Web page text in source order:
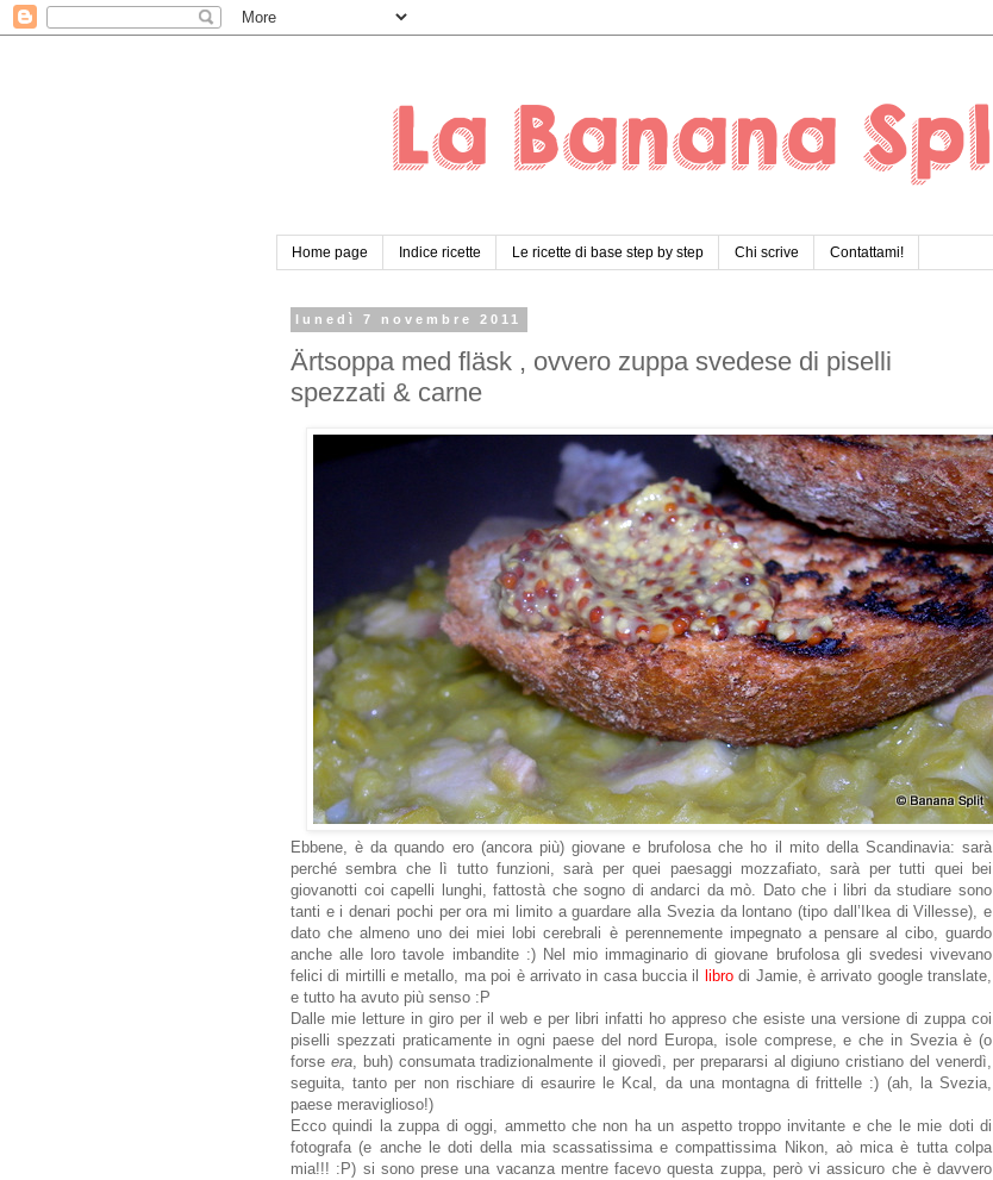
Home page Indice ricette Le ricette di base step by step Chi scrive Contattami!
lunedì 7 novembre 2011
Ärtsoppa med fläsk , ovvero zuppa svedese di piselli
spezzati & carne
Ebbene, è da quando ero (ancora più) giovane e brufolosa che ho il mito della Scandinavia: sarà
perché sembra che lì tutto funzioni, sarà per quei paesaggi mozzafiato, sarà per tutti quei bei
giovanotti coi capelli lunghi, fattostà che sogno di andarci da mò. Dato che i libri da studiare sono
tanti e i denari pochi per ora mi limito a guardare alla Svezia da lontano (tipo dall’Ikea di Villesse), e
dato che almeno uno dei miei lobi cerebrali è perennemente impegnato a pensare al cibo, guardo
anche alle loro tavole imbandite :) Nel mio immaginario di giovane brufolosa gli svedesi vivevano
felici di mirtilli e metallo, ma poi è arrivato in casa buccia il
librodi Jamie, è arrivato google translate,
e tutto ha avuto più senso :P
Dalle mie letture in giro per il web e per libri infatti ho appreso che esiste una versione di zuppa coi
piselli spezzati praticamente in ogni paese del nord Europa, isole comprese, e che in Svezia è (o
forse era, buh) consumata tradizionalmente il giovedì, per prepararsi al digiuno cristiano del venerdì,
seguita, tanto per non rischiare di esaurire le Kcal, da una montagna di frittelle :) (ah, la Svezia,
paese meraviglioso!)
Ecco quindi la zuppa di oggi, ammetto che non ha un aspetto troppo invitante e che le mie doti di
fotografa (e anche le doti della mia scassatissima e compattissima Nikon, aò mica è tutta colpa
mia!!! :P) si sono prese una vacanza mentre facevo questa zuppa, però vi assicuro che è davvero